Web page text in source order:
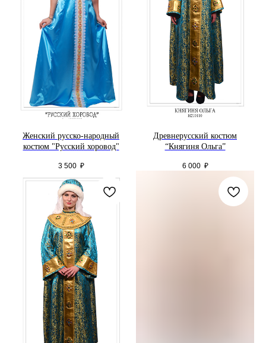
Женский русско-народный
костюм "Русский хоровод"
3 500 ₽
Древнерусский костюм
“Княгиня Ольга”
6 000 ₽